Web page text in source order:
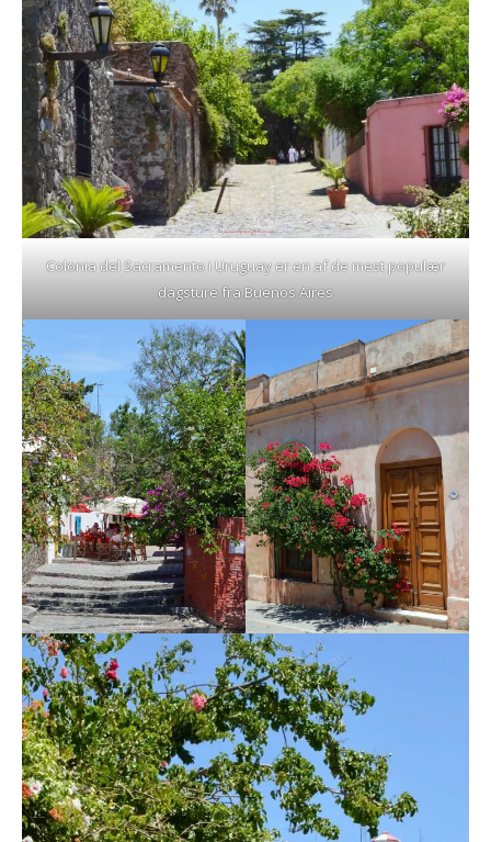
Colonia del Sacramento i Uruguay er en af de mest populær
dagsture fra Buenos Aires